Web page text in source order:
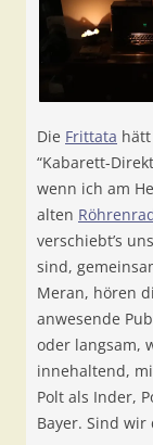
Die Frittata
“Kabarett-
wenn ich am
alten
verschiebt’s
sind,
Meran, hören
anwesende
oder langsam,
innehaltend,
Polt als Inder,
Bayer. Sind wir